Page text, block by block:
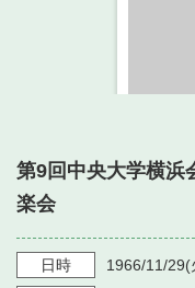
・ フロアマップ
・ よくある質問
・ 空き状況
・ 利用料金
・ 音楽堂のご案内
・ フロアマップ
神奈川県立音楽堂
SNS
第9回中央大学横浜
楽会
日時 1966/11/29(